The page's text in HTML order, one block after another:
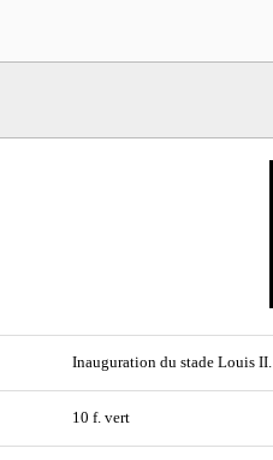
Inauguration du stade Louis II.
10 f. vert